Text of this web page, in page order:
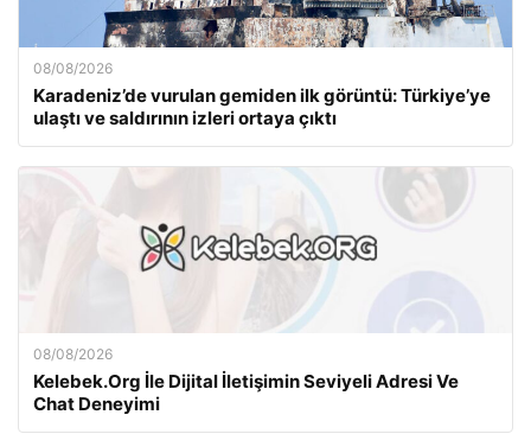
08/08/2026
Karadeniz’de vurulan gemiden ilk görüntü: Türkiye’ye
ulaştı ve saldırının izleri ortaya çıktı
08/08/2026
Kelebek.Org İle Dijital İletişimin Seviyeli Adresi Ve
Chat Deneyimi